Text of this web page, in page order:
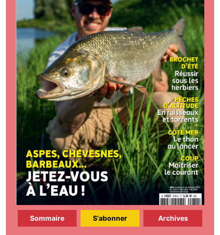
Sommaire S'abonner Archives